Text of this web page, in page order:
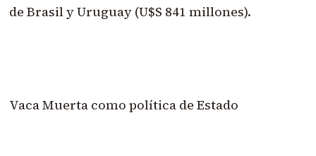
de Brasil y Uruguay (U$S 841 millones).
Vaca Muerta como política de Estado